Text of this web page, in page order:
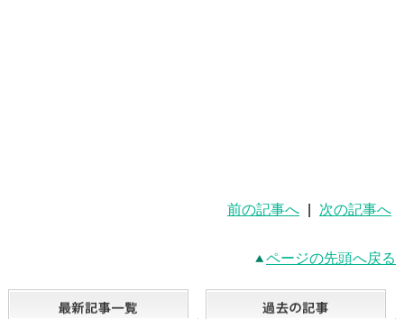
前の記事へ 次の記事へ
ページの先頭へ戻る
最新記事一覧